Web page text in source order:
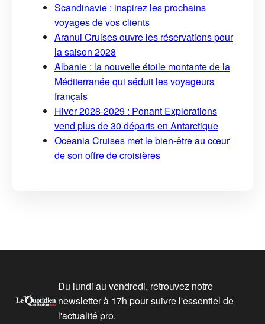
Scandinavie : inspirez les prochains
voyages de vos clients
Aranui Cruises ouvre les réservations pour
la saison 2028
Albanie : la nouvelle étoile montante de la
Méditerranée qui séduit les voyageurs
français
Hiver 2028-2029 : Ponant Explorations
vend plus de 30 départs en Antarctique
Oceania Cruises met le bien-être au cœur
de son offre de croisières
Du lundi au vendredi, retrouvez notre
newsletter à 17h pour suivre l'essentiel de
l'actualité pro.